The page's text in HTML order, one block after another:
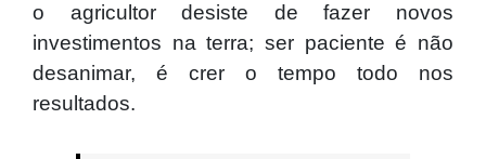
o agricultor desiste de fazer novos
investimentos na terra; ser paciente é não
desanimar, é crer o tempo todo nos
resultados.